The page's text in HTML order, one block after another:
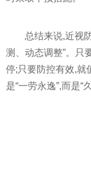
总结来说,近视
测、动态调整”。只
停;只要防控有效,就
是“一劳永逸”,而是“